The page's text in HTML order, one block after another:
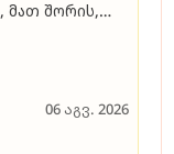
მათ შორის,
06 აგვ. 2026